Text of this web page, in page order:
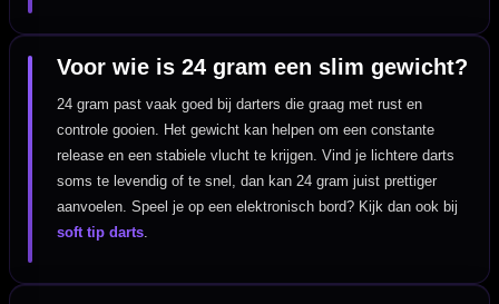
Voor wie is 24 gram een slim gewicht?
24 gram past vaak goed bij darters die graag met rust en
controle gooien. Het gewicht kan helpen om een constante
release en een stabiele vlucht te krijgen. Vind je lichtere darts
soms te levendig of te snel, dan kan 24 gram juist prettiger
aanvoelen. Speel je op een elektronisch bord? Kijk dan ook bij
soft tip darts.